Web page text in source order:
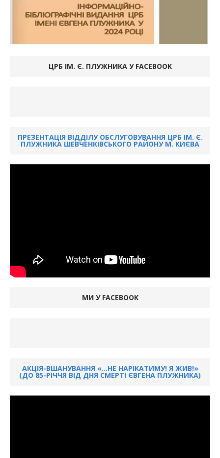
ЦРБ ІМ. Є. ПЛУЖНИКА У FACEBOOK
ПРЕЗЕНТАЦІЯ ВІДДІЛУ ОБСЛУГОВУВАННЯ ЦРБ ІМ. Є.
ПЛУЖНИКА ШЕВЧЕНКІВСЬКОГО РАЙОНУ М. КИЄВА
МИ У FACEBOOK
АКЦІЯ-ВШАНУВАННЯ «…НЕ НАРІКАТИМУ! Я ЖИВ!»
(ДО 85-РІЧЧЯ ВІД ДНЯ СМЕРТІ ЄВГЕНА ПЛУЖНИКА)